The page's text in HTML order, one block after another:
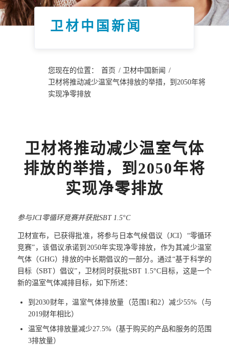
卫材中国新闻
您现在的位置： 首页 / 卫材中国新闻 /
卫材将推动减少温室气体排放的举措，到2050年将
实现净零排放
卫材将推动减少温室气体
排放的举措，到2050年将
实现净零排放
参与JCI零循环竞赛并获批SBT 1.5°C
卫材宣布，已获得批准，将参与日本气候倡议（JCI）“零循环
竞赛”，该倡议承诺到2050年实现净零排放，作为其减少温室
气体（GHG）排放的中长期倡议的一部分。通过“基于科学的
目标（SBT）倡议”，卫材同时获批SBT 1.5°C目标，这是一个
新的温室气体减排目标，如下所述：
到2030财年，温室气体排放量（范围1和2）减少55%（与
2019财年相比）
温室气体排放量减少27.5%（基于购买的产品和服务的范围
3排放量）